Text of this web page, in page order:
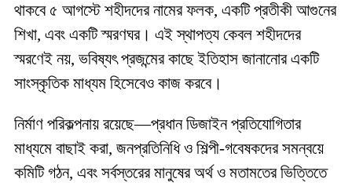
থাকবে ৫ আগস্টে শহীদদের নামের ফলক, একটি প্রতীকী আগুনের
শিখা, এবং একটি স্মরণঘর। এই স্থাপত্য কেবল শহীদদের
স্মরণেই নয়, ভবিষ্যৎ প্রজন্মের কাছে ইতিহাস জানানোর একটি
সাংস্কৃতিক মাধ্যম হিসেবেও কাজ করবে।
নির্মাণ পরিকল্পনায় রয়েছে—প্রধান ডিজাইন প্রতিযোগিতার
মাধ্যমে বাছাই করা, জনপ্রতিনিধি ও শিল্পী-গবেষকদের সমন্বয়ে
কমিটি গঠন, এবং সর্বস্তরের মানুষের অর্থ ও মতামতের ভিত্তিতে